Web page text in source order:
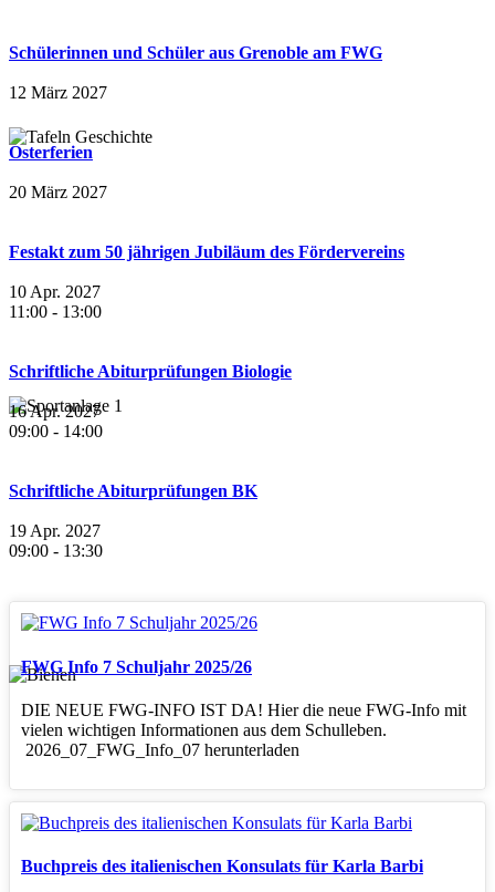
Schülerinnen und Schüler aus Grenoble am FWG
12 März 2027
Osterferien
20 März 2027
Festakt zum 50 jährigen Jubiläum des Fördervereins
10 Apr. 2027
11:00 - 13:00
Schriftliche Abiturprüfungen Biologie
16 Apr. 2027
09:00 - 14:00
Schriftliche Abiturprüfungen BK
19 Apr. 2027
09:00 - 13:30
FWG Info 7 Schuljahr 2025/26
DIE NEUE FWG-INFO IST DA! Hier die neue FWG-Info mit
vielen wichtigen Informationen aus dem Schulleben.
2026_07_FWG_Info_07 herunterladen
Buchpreis des italienischen Konsulats für Karla Barbi